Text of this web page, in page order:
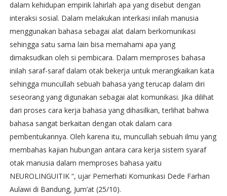
dalam kehidupan empirik lahirlah apa yang disebut dengan
interaksi sosial. Dalam melakukan interkasi inilah manusia
menggunakan bahasa sebagai alat dalam berkomunikasi
sehingga satu sama lain bisa memahami apa yang
dimaksudkan oleh si pembicara. Dalam memproses bahasa
inilah saraf-saraf dalam otak bekerja untuk merangkaikan kata
sehingga muncullah sebuah bahasa yang terucap dalam diri
seseorang yang digunakan sebagai alat komunikasi. Jika dilihat
dari proses cara kerja bahasa yang dihasilkan, terlihat bahwa
bahasa sangat berkaitan dengan otak dalam cara
pembentukannya. Oleh karena itu, muncullah sebuah ilmu yang
membahas kajian hubungan antara cara kerja sistem syaraf
otak manusia dalam memproses bahasa yaitu
NEUROLINGUITIK “, ujar Pemerhati Komunkasi Dede Farhan
Aulawi di Bandung, Jum’at (25/10).